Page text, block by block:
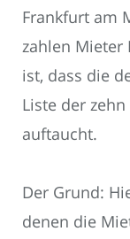
Frankfurt am
zahlen Mieter
ist, dass die
Liste der
auftaucht.
Der Grund:
denen die